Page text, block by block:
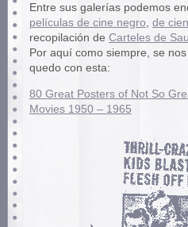
Entre sus galerías podemos
películas de cine negro de
recopilación de Carteles de
Por aquí como siempre, se
quedo con esta:
80 Great Posters of Not So
Movies 1950 – 1965